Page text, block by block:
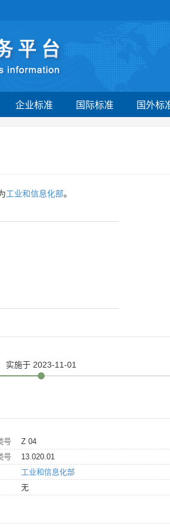
企业标准 国际标准 国外标
工业和信息化部。
实施于 2023-11-01
号
Z 04
号
13.020.01
工业和信息化部
无